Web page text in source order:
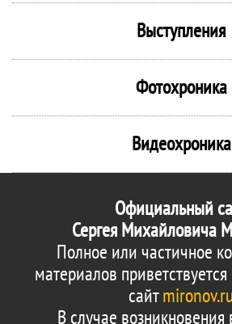
Выступления
Фотохроника
Видеохроника
Официальный
Сергея Михайловича
Полное или частичное
материалов
сайт
В случае возникновения